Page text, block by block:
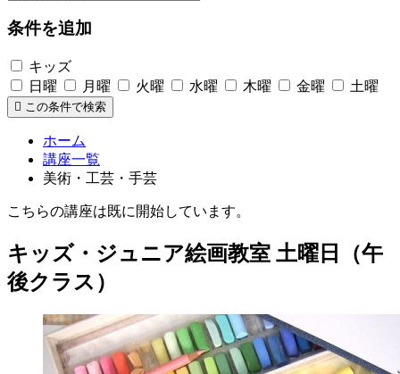
条件を追加
キッズ
日曜
月曜 火曜 水曜 木曜 金曜 土曜
この条件で検索
ホーム
講座一覧
美術・工芸・手芸
こちらの講座は既に開始しています。
キッズ・ジュニア絵画教室 土曜日（午
後クラス）